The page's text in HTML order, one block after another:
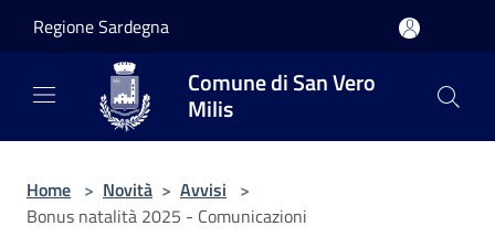
Regione Sardegna
Comune di San Vero
Milis
Home > Novità > Avvisi >
Bonus natalità 2025 - Comunicazioni